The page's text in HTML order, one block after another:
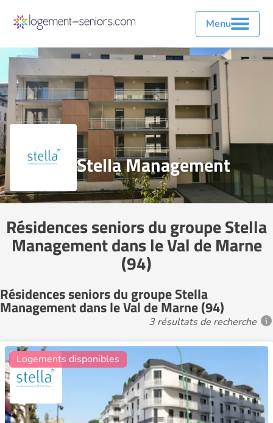
Menu
Stella Management
Résidences seniors du groupe Stella
Management dans le Val de Marne
(94)
Résidences seniors du groupe Stella
Management dans le Val de Marne (94)
3 résultats de recherche
Logements disponibles